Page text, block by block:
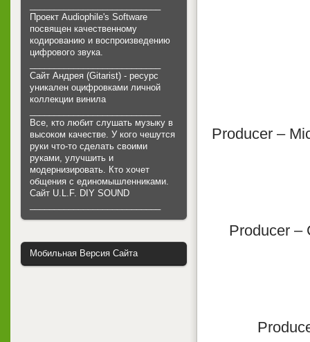
Producer –
Producer –
Проект Audiophile's Software
посвящен качественному
кодированию и воспроизведению
цифрового звука.
Сайт Андрея (Gitarist) - ресурс
уникален оцифровками личной
коллекции винила
Все, кто любит слушать музыку в
высоком качестве. У кого чешутся
руки что-то сделать своими
руками, улучшить и
модернизировать. Кто хочет
общения с единомышленниками.
Cайт U.L.F. DIY SOUND
Мобильная Версия Сайта